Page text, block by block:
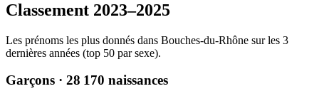
Classement 2023–2025
Les prénoms les plus donnés dans Bouches-du-Rhône sur les 3
dernières années (top 50 par sexe).
Garçons · 28 170 naissances